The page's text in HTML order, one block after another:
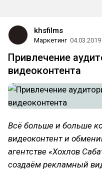
khsfilms
Маркетинг 04.03.2019
Привлечение
видеоконтента
Всё больше и больше
видеоконтент и
агентстве «Хохлов
создаём рекламный